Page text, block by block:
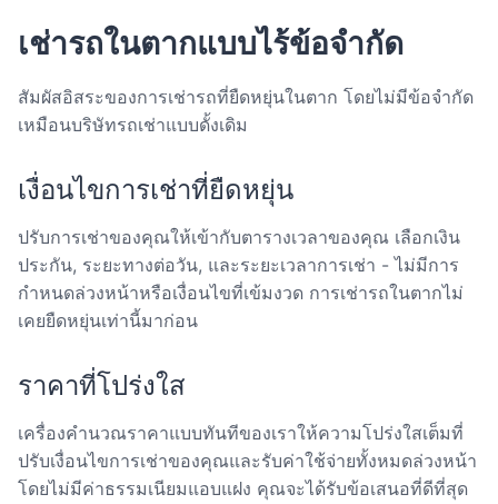
เช่ารถในตากแบบไร้ข้อจำกัด
สัมผัสอิสระของการเช่ารถที่ยืดหยุ่นในตาก โดยไม่มีข้อจำกัด
เหมือนบริษัทรถเช่าแบบดั้งเดิม
เงื่อนไขการเช่าที่ยืดหยุ่น
ปรับการเช่าของคุณให้เข้ากับตารางเวลาของคุณ เลือกเงิน
ประกัน, ระยะทางต่อวัน, และระยะเวลาการเช่า - ไม่มีการ
กำหนดล่วงหน้าหรือเงื่อนไขที่เข้มงวด การเช่ารถในตากไม่
เคยยืดหยุ่นเท่านี้มาก่อน
ราคาที่โปร่งใส
เครื่องคำนวณราคาแบบทันทีของเราให้ความโปร่งใสเต็มที่
ปรับเงื่อนไขการเช่าของคุณและรับค่าใช้จ่ายทั้งหมดล่วงหน้า
โดยไม่มีค่าธรรมเนียมแอบแฝง คุณจะได้รับข้อเสนอที่ดีที่สุด